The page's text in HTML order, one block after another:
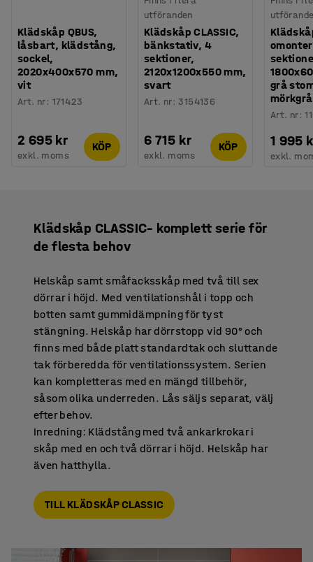
Klädskåp QBUS,
låsbart, klädstång,
sockel,
2020x400x570 mm,
vit
Art. nr: 171423
2 695 kr
exkl. moms
KÖP
utföranden
Klädskåp CLASSIC,
bänkstativ, 4
sektioner,
2120x1200x550 mm,
svart
Art. nr:3154136
6 715 kr
exkl. moms
KÖP
grå
Art. nr:
1 995
exkl.
Klädskåp CLASSIC– komplett serie för
de flesta behov
Helskåp samt småfacksskåp med två till sex
dörrar i höjd. Med ventilationshål i topp och
botten samt gummidämpning för tyst
stängning. Helskåp har dörrstopp vid 90° och
finns med både platt standardtak och sluttande
tak förberedda för ventilationssystem. Serien
kan kompletteras med en mängd tillbehör,
såsom olika underreden. Lås säljs separat, välj
efter behov.
Inredning: Klädstång med två ankarkrokar i
skåp med en och två dörrar i höjd. Helskåp har
även hatthylla.
TILL KLÄDSKÅP CLASSIC